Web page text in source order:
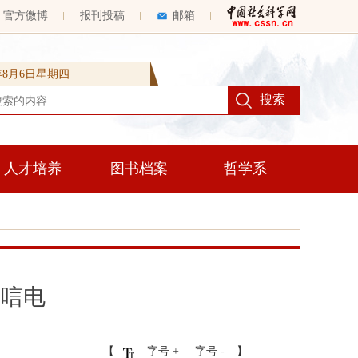
官方微博 报刊投稿 邮箱
8月6日星期四
人才培养 图书档案 哲学系
电
【 字号 + 字号 - 】